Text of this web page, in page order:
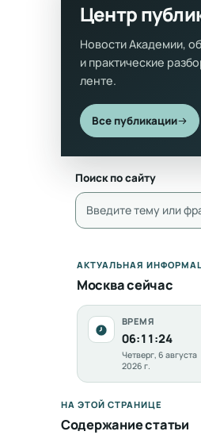
Центр
Новости Академии,
и практические
ленте.
Все публикации
Поиск по сайту
АКТУАЛЬНАЯ
Москва сейчас
ВРЕМЯ
06:11:26
Четверг, 6 августа
2026 г.
НА ЭТОЙ СТРАНИЦЕ
Содержание статьи